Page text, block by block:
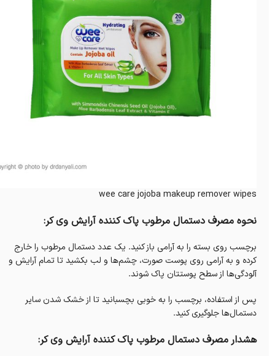
wee care jojoba makeup remover wipes
نحوه مصرف دستمال مرطوب پاک کننده آرایش وی کر:
برچسب روی بسته را به آرامی باز کنید. یک عدد دستمال مرطوب را خارج
کرده و به آرامی روی پوست صورت، چشم‌ها و لب بکشید تا تمام آرایش و
آلودگی‌ها از سطح پوستتان پاک شوند.
پس از استفاده، برچسب را به خوبی بچسبانید تا از خشک شدن سایر
دستمال‌ها جلوگیری کنید.
هشدار مصرف دستمال مرطوب پاک کننده آرایش وی کر: